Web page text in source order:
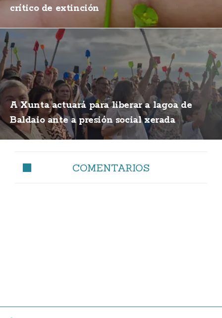
crítico de extinción
A Xunta actuará para liberar a lagoa de
Baldaio ante a presión social xerada
COMENTARIOS